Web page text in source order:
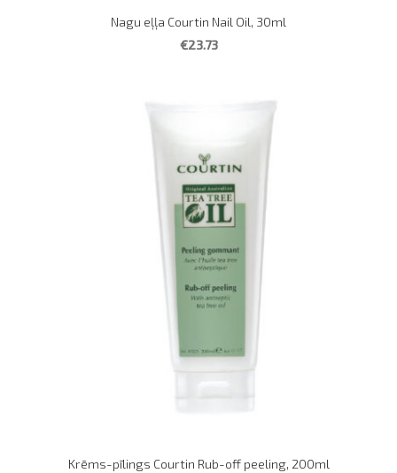
Nagu eļļa Courtin Nail Oil, 30ml
€23.73
Krēms-pīlings Courtin Rub-off peeling, 200ml